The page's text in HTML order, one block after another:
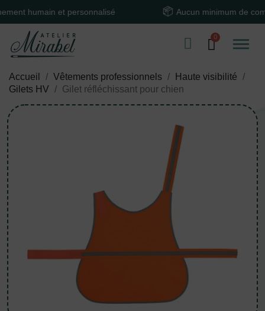
humain et personnalisé Aucun minimum de
Accueil Vêtements professionnels
Haute visibilité
Gilets HV
Gilet réfléchissant pour chien